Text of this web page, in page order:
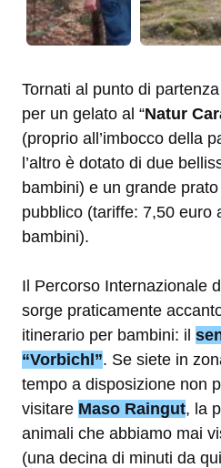
Tornati al punto di
per un gelato al “Natur
(proprio all’imbocco della
l’altro è dotato di due
bambini) e un grande
pubblico (tariffe: 7,50 euro
bambini).
Il Percorso Internazionale
sorge praticamente
itinerario per bambini: il
“Vorbichl”. Se siete in
tempo a disposizione non
visitare Maso Raingut, la
animali che abbiamo mai
(una decina di minuti da